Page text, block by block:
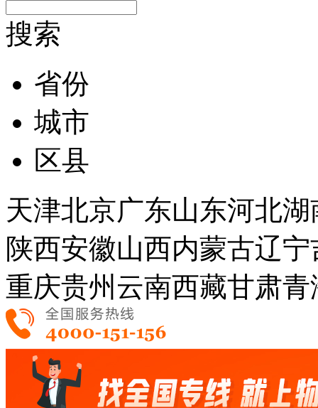
搜索
省份
城市
区县
天津北京广东山东河北湖
陕西安徽山西内蒙古辽宁
重庆贵州 云南西藏甘肃青